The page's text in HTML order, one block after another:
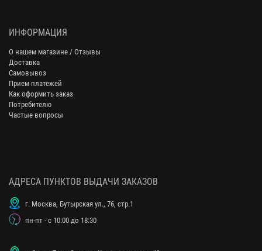
ИНФОРМАЦИЯ
О нашем магазине / Отзывы
Доставка
Самовывоз
Прием платежей
Как оформить заказ
Потребителю
Частые вопросы
АДРЕСА ПУНКТОВ ВЫДАЧИ ЗАКАЗОВ
г. Москва, Бутырская ул., 76, стр.1
пн-пт - с 10:00 до 18:30